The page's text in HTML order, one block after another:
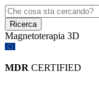
Ricerca
Magnetoterapia 3D
MDR CERTIFIED